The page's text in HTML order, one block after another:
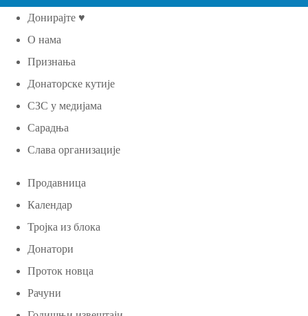
Донирајте ♥
О нама
Признања
Донаторске кутије
СЗС у медијама
Сарадња
Слава организације
Продавница
Календар
Тројка из блока
Донатори
Проток новца
Рачуни